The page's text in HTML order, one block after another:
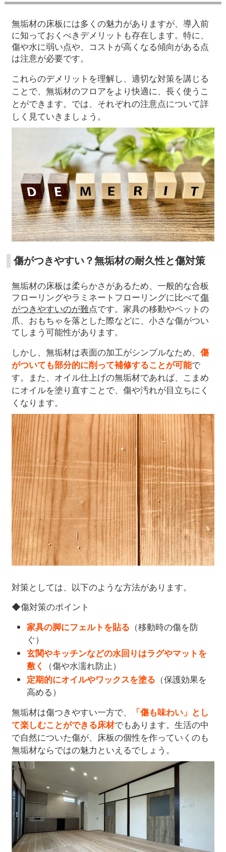
無垢材の床板には多くの魅力がありますが、導入前
に知っておくべきデメリットも存在します。特に、
傷や水に弱い点や、コストが高くなる傾向がある点
は注意が必要です。
これらのデメリットを理解し、適切な対策を講じる
ことで、無垢材のフロアをより快適に、長く使うこ
とができます。では、それぞれの注意点について詳
しく見ていきましょう。
傷がつきやすい？無垢材の耐久性と傷対策
無垢材の床板は柔らかさがあるため、一般的な合板
フローリングやラミネートフローリングに比べて傷
がつきやすいのが難点です。家具の移動やペットの
爪、おもちゃを落とした際などに、小さな傷がつい
てしまう可能性があります。
しかし、無垢材は表面の加工がシンプルなため、傷
がついても部分的に削って補修することが可能で
す。また、オイル仕上げの無垢材であれば、こまめ
にオイルを塗り直すことで、傷や汚れが目立ちにく
くなります。
対策としては、以下のような方法があります。
◆傷対策のポイント
家具の脚にフェルトを貼る （移動時の傷を防
ぐ）
玄関やキッチンなどの水回りはラグやマットを
敷く
（傷や水濡れ防止）
定期的にオイルやワックスを塗る （保護効果を
高める）
無垢材は傷つきやすい一方で、
「傷も味わい」とし
て楽しむことができる床材でもあります。生活の中
で自然についた傷が、床板の個性を作っていくのも
無垢材ならではの魅力といえるでしょう。